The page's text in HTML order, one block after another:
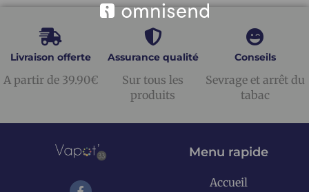
Livraison offerte
A partir de 39.90€
Assurance qualité
Sur tous les
produits
Conseils
Sevrage et arrêt du
tabac
Menu rapide
Accueil